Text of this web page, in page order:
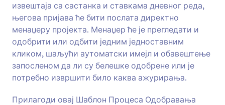
извештаја са састанка и ставкама дневног реда,
његова пријава ће бити послата директно
менаџеру пројекта. Менаџер ће је прегледати и
одобрити или одбити једним једноставним
кликом, шаљући аутоматски имејл и обавештење
запосленом да ли су белешке одобрене или је
потребно извршити било каква ажурирања.
Прилагоди овај Шаблон Процеса Одобравања